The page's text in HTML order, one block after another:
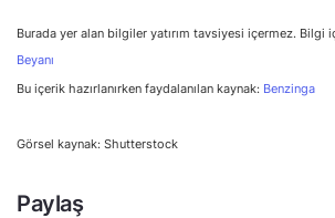
Burada yer alan bilgiler yatırım tavsiyesi içermez. Bilgi
Beyanı
Bu içerik hazırlanırken faydalanılan kaynak: Benzinga
Görsel kaynak: Shutterstock
Paylaş